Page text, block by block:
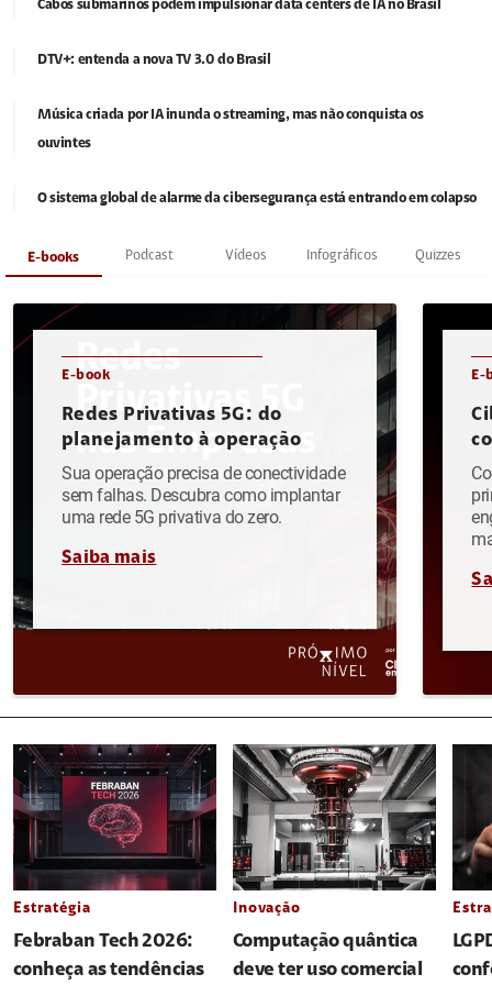
Cabos submarinos podem impulsionar data centers de IA no Brasil
DTV+: entenda a nova TV 3.0 do Brasil
Música criada por IA inunda o streaming, mas não conquista os
ouvintes
O sistema global de alarme da cibersegurança está entrando em colapso
E-books Podcast Vídeos Infográficos Quizzes
E-book
Redes Privativas 5G: do
planejamento à operação
Sua operação precisa de conectividade
sem falhas. Descubra como implantar
uma rede 5G privativa do zero.
Saiba mais
E-
Estratégia
Febraban Tech 2026:
conheça as tendências
Inovação
Computação quântica
deve ter uso comercial